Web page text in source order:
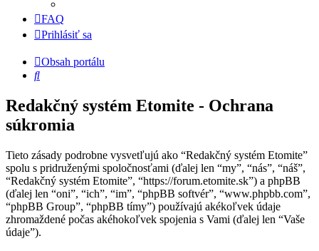
FAQ
Prihlásiť sa
Obsah portálu
Hľadať
Redakčný systém Etomite - Ochrana
súkromia
Tieto zásady podrobne vysvetľujú ako “Redakčný systém Etomite”
spolu s pridruženými spoločnosťami (ďalej len “my”, “nás”, “náš”,
“Redakčný systém Etomite”, “https://forum.etomite.sk”) a phpBB
(ďalej len “oni”, “ich”, “im”, “phpBB softvér”, “www.phpbb.com”,
“phpBB Group”, “phpBB tímy”) používajú akékoľvek údaje
zhromaždené počas akéhokoľvek spojenia s Vami (ďalej len “Vaše
údaje”).